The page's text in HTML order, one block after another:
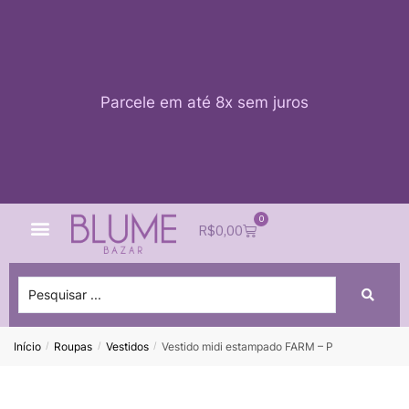
Parcele em até 8x sem juros
R$0,00
0
Início / Roupas / Vestidos / Vestido midi estampado FARM – P